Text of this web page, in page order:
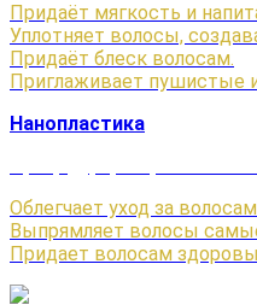
Придаёт мягкость и
Уплотняет волосы,
Придаёт блеск волосам.
Приглаживает пушистые
Нанопластика
Облегчает уход за
Выпрямляет волосы
Придает волосам